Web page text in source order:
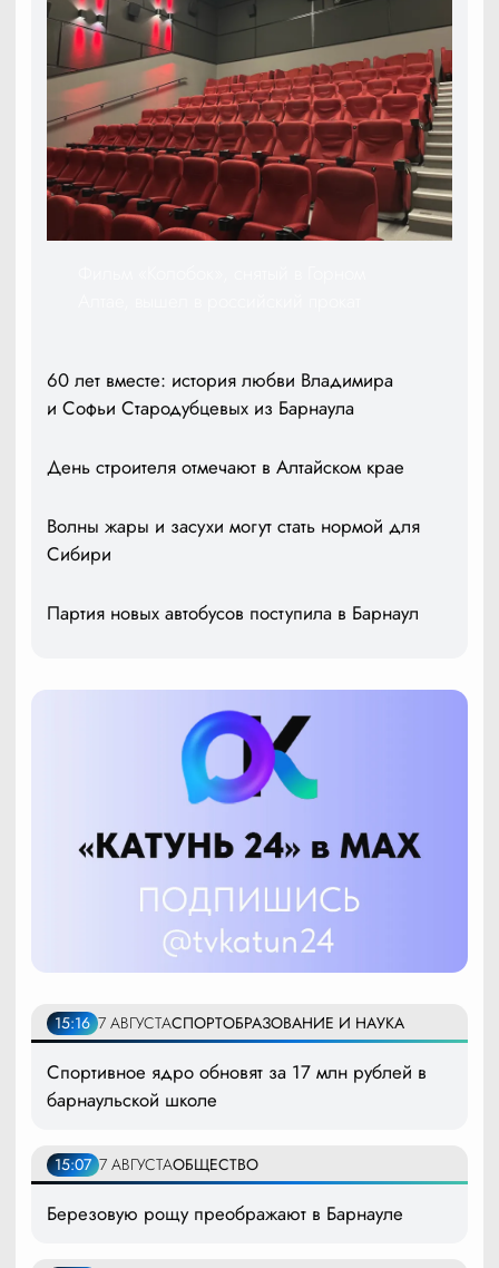
60 лет вместе: история любви Владимира
и Софьи Стародубцевых из Барнаула
День строителя отмечают в Алтайском крае
Волны жары и засухи могут стать нормой для
Сибири
Партия новых автобусов поступила в Барнаул
15:16 7 АВГУСТАСПОРТОБРАЗОВАНИЕ И НАУКА
Спортивное ядро обновят за 17 млн рублей в
барнаульской школе
15:07 7 АВГУСТАОБЩЕСТВО
Березовую рощу преображают в Барнауле